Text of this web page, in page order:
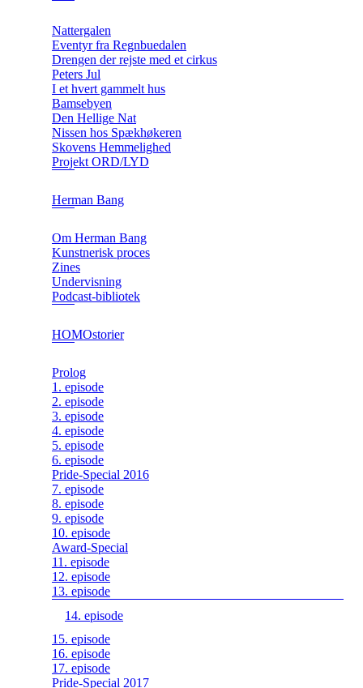
Nattergalen
Eventyr fra Regnbuedalen
Drengen der rejste med et cirkus
Peters Jul
I et hvert gammelt hus
Bamsebyen
Den Hellige Nat
Nissen hos Spækhøkeren
Skovens Hemmelighed
Projekt ORD/LYD
Herman Bang
Om Herman Bang
Kunstnerisk proces
Zines
Undervisning
Podcast-bibliotek
HOMOstorier
Prolog
1. episode
2. episode
3. episode
4. episode
5. episode
6. episode
Pride-Special 2016
7. episode
8. episode
9. episode
10. episode
Award-Special
11. episode
12. episode
13. episode
14. episode
15. episode
16. episode
17. episode
Pride-Special 2017